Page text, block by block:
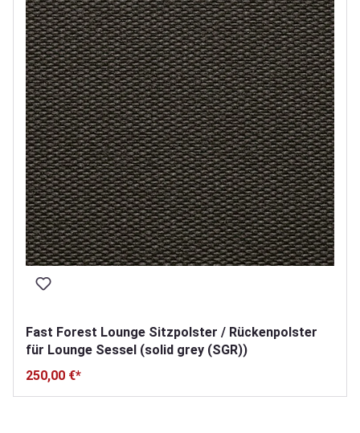
Fast Forest Lounge Sitzpolster / Rückenpolster
für Lounge Sessel (solid grey (SGR))
250,00 €*